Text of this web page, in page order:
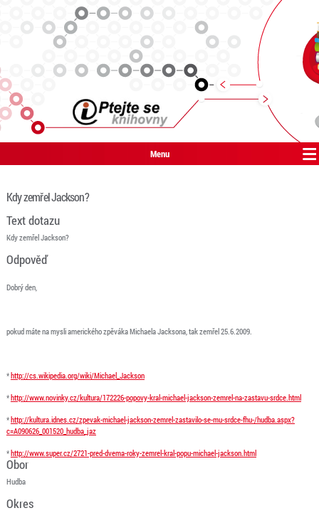
Menu
Kdy zemřel Jackson?
Text dotazu
Kdy zemřel Jackson?
Odpověď
Dobrý den,
pokud máte na mysli amerického zpěváka Michaela Jacksona, tak zemřel 25.6.2009.
*http://cs.wikipedia.org/wiki/Michael_Jackson
*http://www.novinky.cz/kultura/172226-popovy-kral-michael-jackson-zemrel-na-zastavu-srdce.html
*http://kultura.idnes.cz/zpevak-michael-jackson-zemrel-zastavilo-se-mu-srdce-fhu-/hudba.aspx?
c=A090626_001520_hudba_jaz
*http://www.super.cz/2721-pred-dvema-roky-zemrel-kral-popu-michael-jackson.html
Obor
Hudba
Okres